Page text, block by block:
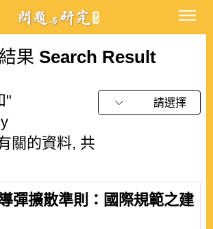
果 Search Result
"
關的資料, 共
請選擇
彈擴散準則：國際規範之建